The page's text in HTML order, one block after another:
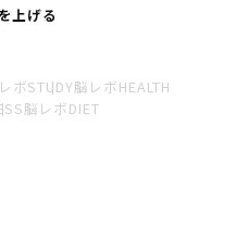
上げる
ボSTUDY脳レボHEALTH
脳レボDIET